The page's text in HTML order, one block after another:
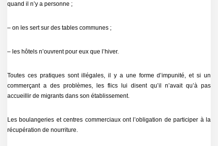
quand il n’y a personne ;
– on les sert sur des tables communes ;
– les hôtels n’ouvrent pour eux que l’hiver.
Toutes ces pratiques sont illégales, il y a une forme d’impunité, et si un
commerçant a des problèmes, les flics lui disent qu’il n’avait qu’à pas
accueillir de migrants dans son établissement.
Les boulangeries et centres commerciaux ont l’obligation de participer à la
récupération de nourriture.